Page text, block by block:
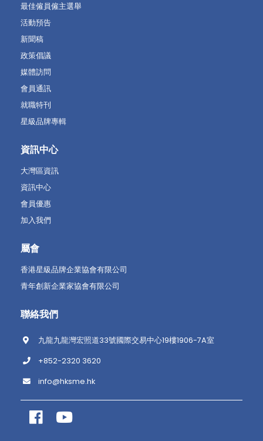
最佳僱員僱主選舉
活動預告
新聞稿
政策倡議
媒體訪問
會員通訊
就職特刊
星級品牌專輯
資訊中心
大灣區資訊
資訊中心
會員優惠
加入我們
屬會
香港星級品牌企業協會有限公司
青年創新企業家協會有限公司
聯絡我們
九龍九龍灣宏照道33號國際交易中心19樓1906-7A室
+852-2320 3620
info@hksme.hk